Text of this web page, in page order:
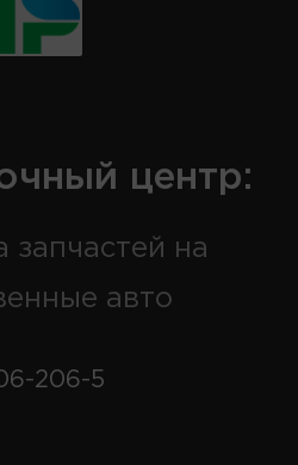
центр:
запчастей на
авто
206-5